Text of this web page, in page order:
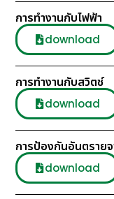
การทำงานกับไฟฟ้า
download
การทำงานกับสวิตช์
download
การป้องกันอันตราย
download